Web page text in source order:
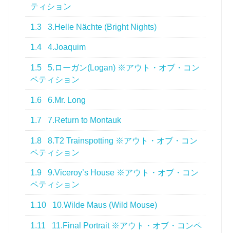
ティション
1.3 3.Helle Nächte (Bright Nights)
1.4 4.Joaquim
1.5
5.ローガン(Logan) ※アウト・オブ・コン
ペティション
1.6 6.Mr. Long
1.7 7.Return to Montauk
1.8
8.T2 Trainspotting ※アウト・オブ・コン
ペティション
1.9
9.Viceroy’s House ※アウト・オブ・コン
ペティション
1.10 10.Wilde Maus (Wild Mouse)
1.11
11.Final Portrait ※アウト・オブ・コンペ